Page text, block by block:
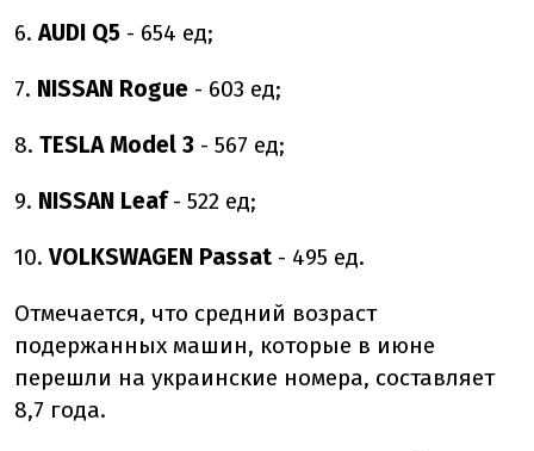
6.AUDI Q5 - 654 ед;
7. NISSAN Rogue - 603 ед;
8. TESLA Model 3 - 567 ед;
9. NISSAN Leaf- 522 ед;
10.VOLKSWAGEN Passat - 495 ед.
Отмечается, что средний возраст
подержанных машин, которые в июне
перешли на украинские номера, составляет
8,7 года.